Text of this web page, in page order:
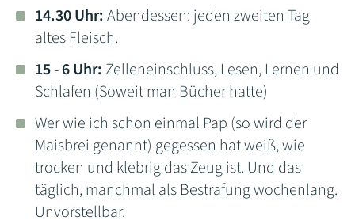
14.30 Uhr:Abendessen: jeden zweiten Tag
altes Fleisch.
15 - 6 Uhr: Zelleneinschluss, Lesen, Lernen und
Schlafen (Soweit man Bücher hatte)
Wer wie ich schon einmal Pap (so wird der
Maisbrei genannt) gegessen hat weiß, wie
trocken und klebrig das Zeug ist. Und das
täglich, manchmal als Bestrafung wochenlang.
Unvorstellbar.